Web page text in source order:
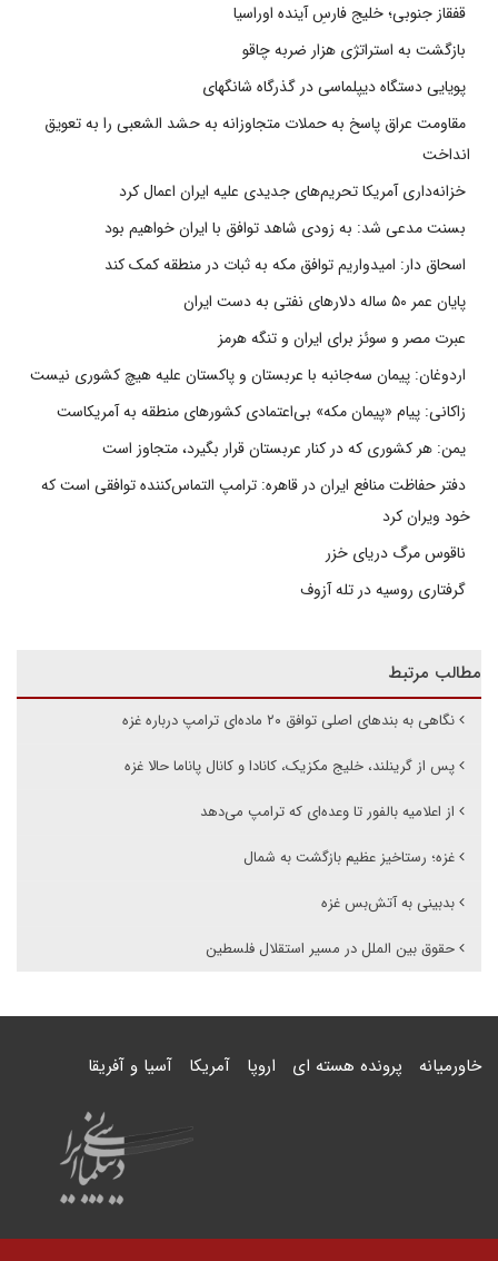
قفقاز جنوبی؛ خلیج فارسِ آینده اوراسیا
بازگشت به استراتژی هزار ضربه چاقو
پویایی دستگاه دیپلماسی در گذرگاه شانگهای
مقاومت عراق پاسخ به حملات متجاوزانه به حشد الشعبی را به تعویق
انداخت
خزانه‌داری آمریکا تحریم‌های جدیدی علیه ایران اعمال کرد
بسنت مدعی شد: به زودی شاهد توافق با ایران خواهیم بود
اسحاق دار: امیدواریم توافق مکه به ثبات در منطقه کمک کند
پایان عمر ۵۰ ساله دلارهای نفتی به دست ایران
عبرت مصر و سوئز برای ایران و تنگه هرمز
اردوغان: پیمان سه‌جانبه با عربستان و پاکستان علیه هیچ کشوری نیست
زاکانی: پیام «پیمان مکه» بی‌اعتمادی کشورهای منطقه به آمریکاست
یمن: هر کشوری که در کنار عربستان قرار بگیرد، متجاوز است
دفتر حفاظت منافع ایران در قاهره: ترامپ التماس‌کننده توافقی است که
خود ویران کرد
ناقوس مرگ دریای خزر
گرفتاری روسیه در تله آزوف
مطالب مرتبط
نگاهی به بندهای اصلی توافق ۲۰ ماده‌ای ترامپ درباره غزه
پس از گرینلند، خلیج مکزیک، کانادا و کانال پاناما حالا غزه
از اعلامیه بالفور تا وعده‌ای که ترامپ می‌دهد
غزه؛ رستاخیز عظیم بازگشت به شمال
بدبینی به آتش‌بس غزه
حقوق بین الملل در مسیر استقلال فلسطین
خاورمیانه پرونده هسته ای اروپا آمریکا آسیا و آفریقا